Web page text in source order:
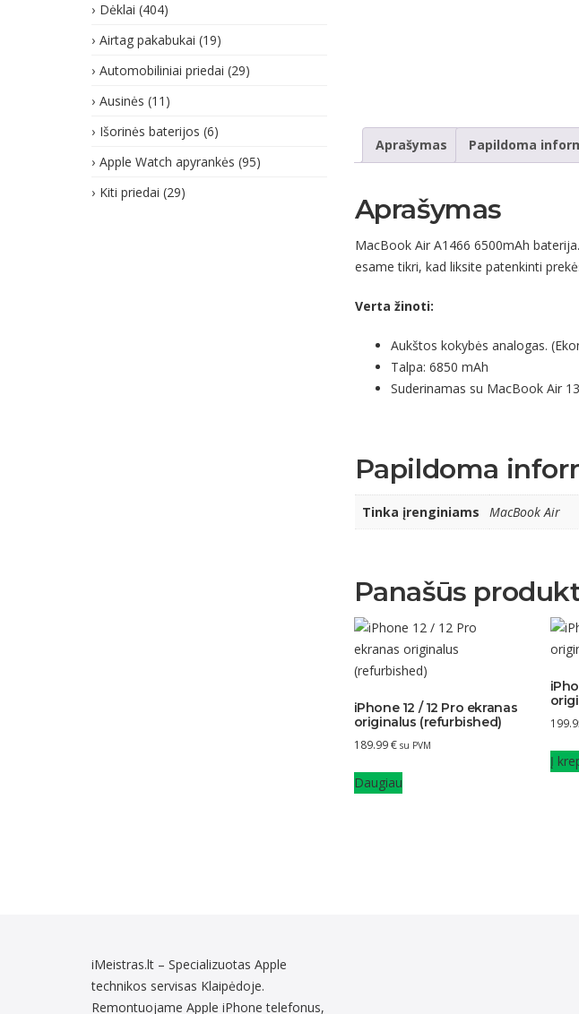
Aprašymas Papildoma
Aprašymas
MacBook Air A1466 6500mAh
esame tikri, kad liksite patenkinti
Verta žinoti:
Aukštos kokybės analogas.
Talpa: 6850 mAh
Suderinamas su MacBook Air
Papildoma
Tinka įrenginiams MacBook Air
Panašūs
iPhone 12 / 12 Pro ekranas
originalus (refurbished)
189.99€ su PVM
Daugiau
Į
Dėklai (404)
Airtag pakabukai (19)
Automobiliniai priedai (29)
Ausinės (11)
Išorinės baterijos (6)
Apple Watch apyrankės (95)
Kiti priedai (29)
iMeistras.lt – Specializuotas Apple
technikos servisas Klaipėdoje.
Remontuojame Apple iPhone telefonus,